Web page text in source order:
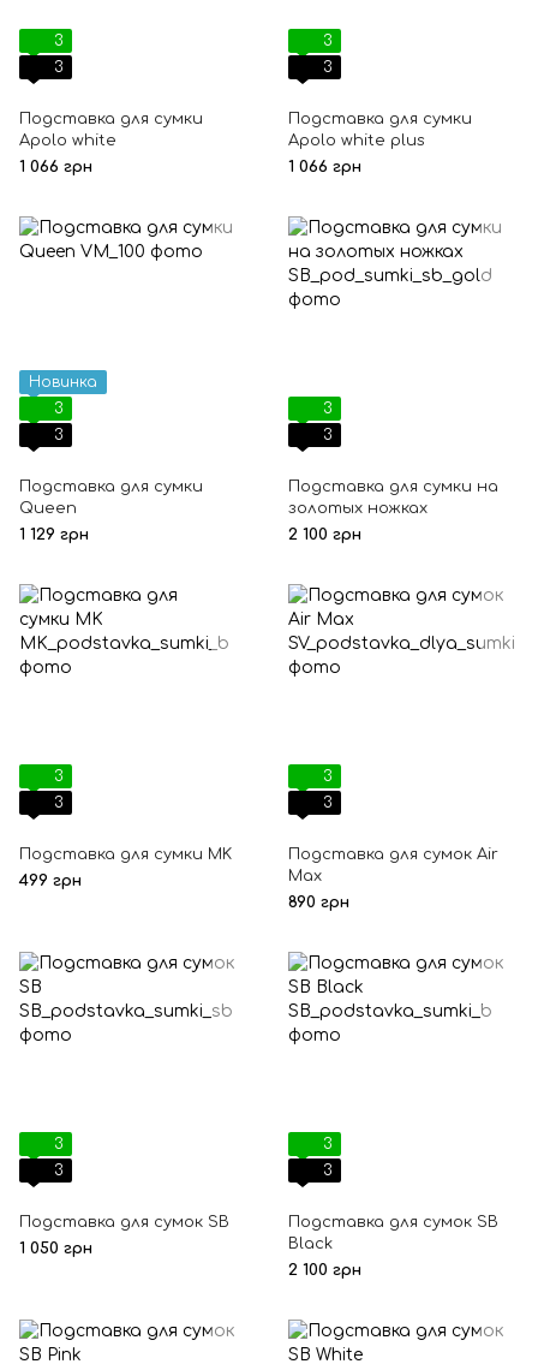
3
3
Подставка для сумки
Apolo white
1 066 грн
3
3
Подставка для сумки
Apolo white plus
1 066 грн
Новинка
3
3
Подставка для сумки
Queen
1 129 грн
3
3
Подставка для сумки на
золотых ножках
2 100 грн
3
3
Подставка для сумки MK
499 грн
3
3
Подставка для сумок Air
Max
890 грн
3
3
Подставка для сумок SB
1 050 грн
3
3
Подставка для сумок SB
Black
2 100 грн